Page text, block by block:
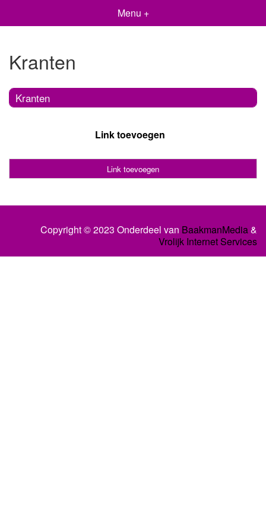
Menu +
Kranten
Kranten
Link toevoegen
Link toevoegen
Copyright © 2023 Onderdeel van BaakmanMedia&
Vrolijk Internet Services